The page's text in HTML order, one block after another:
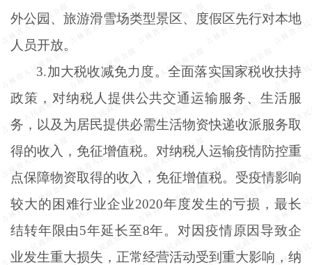
外公园、旅游滑雪场类型景区、度假区先行对本地
人员开放。
3.加大税收减免力度。全面落实国家税收扶持
政策，对纳税人提供公共交通运输服务、生活服
务，以及为居民提供必需生活物资快递收派服务取
得的收入，免征增值税。对纳税人运输疫情防控重
点保障物资取得的收入，免征增值税。受疫情影响
较大的困难行业企业2020年度发生的亏损，最长
结转年限由5年延长至8年。对因疫情原因导致企
业发生重大损失，正常经营活动受到重大影响，纳